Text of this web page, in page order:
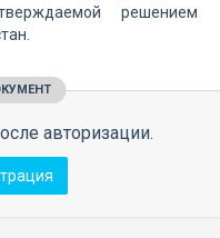
решением
авторизации.